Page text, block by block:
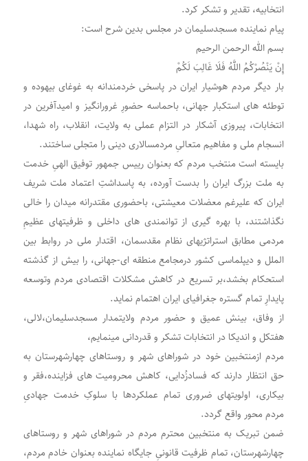
انتخابیه، تقدیر و تشکر کرد.
پیام نماینده مسجدسلیمان در مجلس بدین شرح است:
بسم الله الرحمن الرحیم
إِنْ یَنْصُرْکُمُ اللَّهُ فَلَا غَالِبَ لَکُمْ
بار دیگر مردم هوشیار ایران در پاسخی خردمندانه به غوغای بیهوده و
توطئه های استکبار جهانی، باحماسه حضورِ غرورانگیز و امیدآفرین در
انتخابات، پیروزی آشکار در التزام عملی به ولایت، انقلاب، راه شهدا،
انسجام ملی و مفاهیم متعالیِ مردمسالاری دینی را متجلی ساختند.
بایسته است منتخب مردم که بعنوان رییس جمهور توفیق الهیِ خدمت
به ملت بزرگ ایران را بدست آورده، به پاسداشتِ اعتماد ملت شریف
ایران که علیرغم معضلات معیشتی، باحضوری مقتدرانه میدان را خالی
نگذاشتند، با بهره گیری از توانمندی های داخلی و ظرفیتهای عظیمِ
مردمی مطابق استراتژیهای نظام مقدسمان، اقتدار ملی در روابط بین
الملل و دیپلماسی کشور درمجامع منطقه ای-جهانی، را بیش از گذشته
استحکام بخشد،بر تسریع در کاهش مشکلات اقتصادی مردم وتوسعه
پایدارِ تمام گستره جغرافیای ایران اهتمام نماید.
از وفاق، بینش عمیق و حضور مردم ولایتمدار مسجدسلیمان،لالی،
هفتکل و اندیکا در انتخابات تشکر و قدردانی مینمایم،
مردم ازمنتخبین خود در شوراهای شهر و روستاهای چهارشهرستان به
حق انتظار دارند که فسادزُدایی، کاهش محرومیت های فزاینده،فقر و
بیکاری، اولویتهای ضروری تمام عملکردها با سلوکِ خدمت جهادیِ
مردم محور واقع گردد.
ضمن تبریک به منتخبین محترم مردم در شوراهای شهر و روستاهای
چهارشهرستان، تمام ظرفیت قانونیِ جایگاه نماینده بعنوان خادم مردم،